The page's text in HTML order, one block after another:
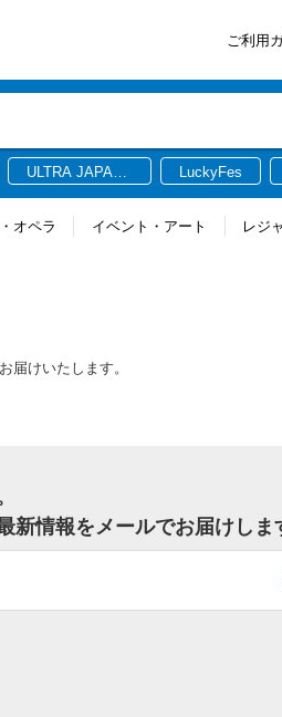
ご利用
ULTRA JAPAN
LuckyFes
オペラ イベント・アート レジ
届けいたします。
情報をメールでお届けしま